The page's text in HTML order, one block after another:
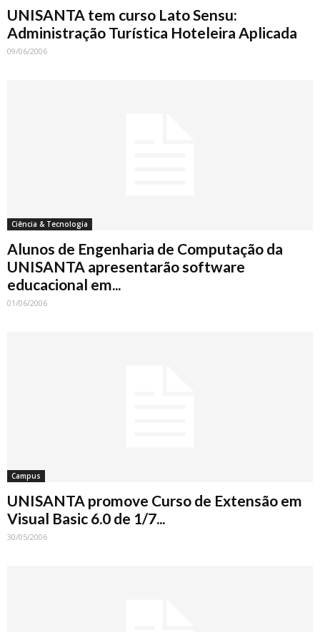
UNISANTA tem curso Lato Sensu:
Administração Turística Hoteleira Aplicada
09/06/2006
Ciência & Tecnologia
Alunos de Engenharia de Computação da
UNISANTA apresentarão software
educacional em...
01/06/2006
Campus
UNISANTA promove Curso de Extensão em
Visual Basic 6.0 de 1/7...
30/05/2006